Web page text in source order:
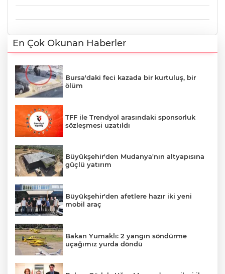
En Çok Okunan Haberler
Bursa'daki feci kazada bir kurtuluş, bir
ölüm
TFF ile Trendyol arasındaki sponsorluk
sözleşmesi uzatıldı
Büyükşehir'den Mudanya'nın altyapısına
güçlü yatırım
Büyükşehir'den afetlere hazır iki yeni
mobil araç
Bakan Yumaklı: 2 yangın söndürme
uçağımız yurda döndü